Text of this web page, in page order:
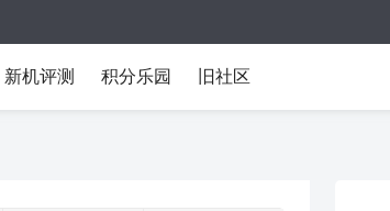
新机评测 积分乐园 旧社区